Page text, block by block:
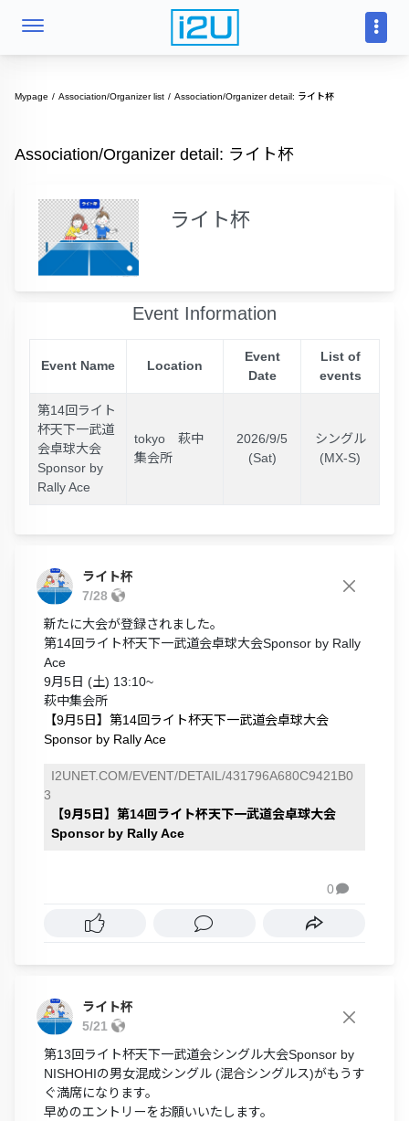
Mypage Association/Organizer list Association/Organizer detail: ライト杯
Association/Organizer detail: ライト杯
ライト杯
Event Information
Event Name Location
Event
Date
List of
events
第14回ライト
杯天下一武道
会卓球大会
Sponsor by
Rally Ace
tokyo 萩中
集会所
2026/9/5
(Sat)
シングル
(MX-S)
ライト杯
7/28
新たに大会が登録されました。
第14回ライト杯天下一武道会卓球大会Sponsor by Rally
Ace
9月5日 (土) 13:10~
萩中集会所
【9月5日】第14回ライト杯天下一武道会卓球大会
Sponsor by Rally Ace
I2UNET.COM/EVENT/DETAIL/431796A680C9421B0
3
【9月5日】第14回ライト杯天下一武道会卓球大会
Sponsor by Rally Ace
0
ライト杯
5/21
第13回ライト杯天下一武道会シングル大会Sponsor by
NISHOHIの男女混成シングル (混合シングルス)がもうす
ぐ満席になります。
早めのエントリーをお願いいたします。